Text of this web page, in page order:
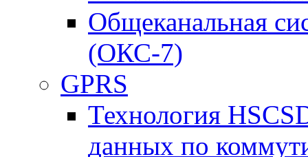
Общеканальная
(ОКС-7)
GPRS
Технология
данных по